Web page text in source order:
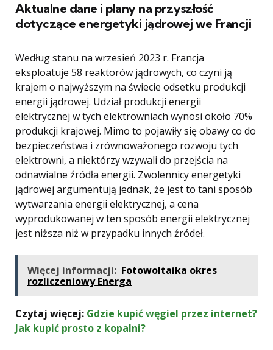
Aktualne dane i plany na przyszłość
dotyczące energetyki jądrowej we Francji
Według stanu na wrzesień 2023 r. Francja
eksploatuje 58 reaktorów jądrowych, co czyni ją
krajem o najwyższym na świecie odsetku produkcji
energii jądrowej. Udział produkcji energii
elektrycznej w tych elektrowniach wynosi około 70%
produkcji krajowej. Mimo to pojawiły się obawy co do
bezpieczeństwa i zrównoważonego rozwoju tych
elektrowni, a niektórzy wzywali do przejścia na
odnawialne źródła energii. Zwolennicy energetyki
jądrowej argumentują jednak, że jest to tani sposób
wytwarzania energii elektrycznej, a cena
wyprodukowanej w ten sposób energii elektrycznej
jest niższa niż w przypadku innych źródeł.
Więcej informacji: Fotowoltaika okres
rozliczeniowy Energa
Czytaj więcej: Gdzie kupić węgiel przez internet?
Jak kupić prosto z kopalni?